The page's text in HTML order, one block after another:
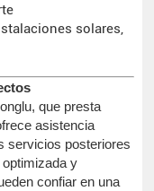
solares,
que presta
asistencia
servicios posteriores
y
confiar en una